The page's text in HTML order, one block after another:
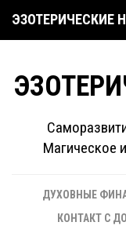
ЭЗОТЕРИЧЕСКИЕ
Магическое
ДУХОВНЫЕ
КОНТАКТ С